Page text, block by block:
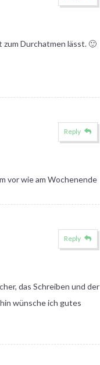
Durchatmen lässt. 🙂
vor wie am Wochenende
Reply
das Schreiben und der
wünsche ich gutes
Reply